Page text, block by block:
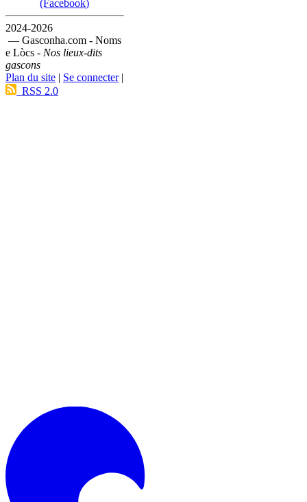
(Facebook)
2024-2026
— Gasconha.com - Noms
e Lòcs - Nos lieux-dits
gascons
Plan du site | Se connecter|
RSS 2.0